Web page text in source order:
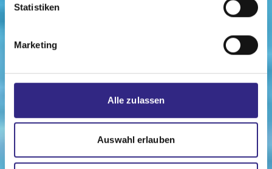
Statistiken
Marketing
Alle zulassen
Auswahl erlauben